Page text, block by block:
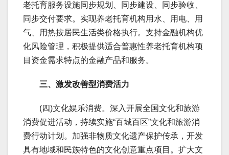
老托育服务设施同步规划、同步建设、同步验收、
同步交付要求。实现养老托育机构用水、用电、用
气、用热按居民生活类价格执行。支持金融机构优
化风险管理，积极提供适合普惠性养老托育机构项
目资金需求特点的金融产品和服务。
三、激发改善型消费活力
(四)文化娱乐消费。深入开展全国文化和旅游
消费促进活动，持续实施“百城百区”文化和旅游消
费行动计划。加强非物质文化遗产保护传承，开发
具有地域和民族特色的文化创意重点项目。扩大文